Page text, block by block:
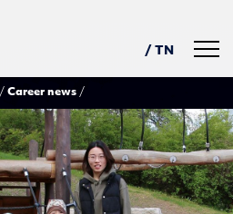
/ TN
USA
PL
中文
Career news